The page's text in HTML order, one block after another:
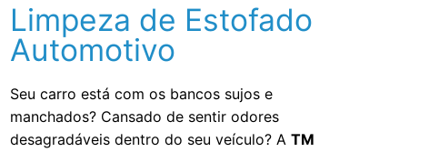
Limpeza de Estofado
Automotivo
Seu carro está com os bancos sujos e
manchados? Cansado de sentir odores
desagradáveis dentro do seu veículo? A TM